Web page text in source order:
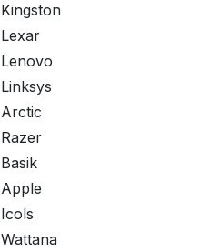
Kingston
Lexar
Lenovo
Linksys
Arctic
Razer
Basik
Apple
Icols
Wattana